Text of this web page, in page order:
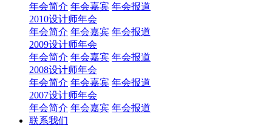
年会简介 年会嘉宾 年会报道
2010设计师年会
年会简介 年会嘉宾 年会报道
2009设计师年会
年会简介 年会嘉宾 年会报道
2008设计师年会
年会简介 年会嘉宾 年会报道
2007设计师年会
年会简介 年会嘉宾 年会报道
联系我们